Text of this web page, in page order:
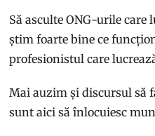
Să asculte ONG-urile
știm foarte bine ce
profesionistul care
Mai auzim și discursul să
sunt aici să înlocuiesc